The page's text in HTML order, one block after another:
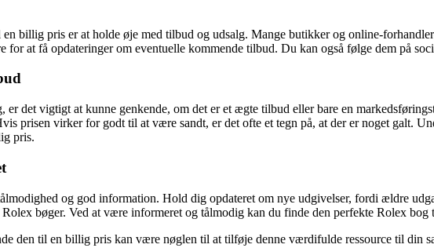
billig pris er at holde øje med tilbud og udsalg. Mange butikker og online-
for at få opdateringer om eventuelle kommende tilbud. Du kan også følge dem på
det vigtigt at kunne genkende, om det er et ægte tilbud eller bare en
prisen virker for godt til at være sandt, er det ofte et tegn på, at der er noget galt.
pris.
og god information. Hold dig opdateret om nye udgivelser, fordi ældre
bøger. Ved at være informeret og tålmodig kan du finde den perfekte Rolex bog
den til en billig pris kan være nøglen til at tilføje denne værdifulde ressource til